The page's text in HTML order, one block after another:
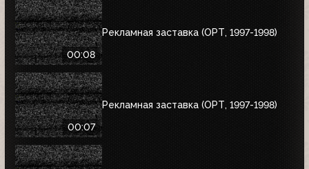
00:08
Рекламная заставка (ОРТ, 1997-1998)
00:07
Рекламная заставка (ОРТ, 1997-1998)